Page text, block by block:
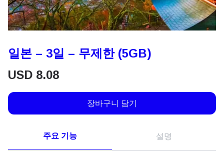
일본 – 3일 – 무제한 (5GB)
USD 8.08
장바구니 담기
주요 기능 설명